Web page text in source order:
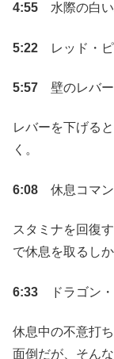
4:55 水際の白
5:22 レッド・ピ
5:57 壁のレバー
レバーを下げる
く。
6:08 休息コマン
スタミナを回復
で休息を取るしか
6:33 ドラゴン・
休息中の不意打
面倒だが、そん